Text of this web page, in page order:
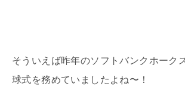
そういえば昨年のソフトバンクホーク
球式を務めていましたよね〜！